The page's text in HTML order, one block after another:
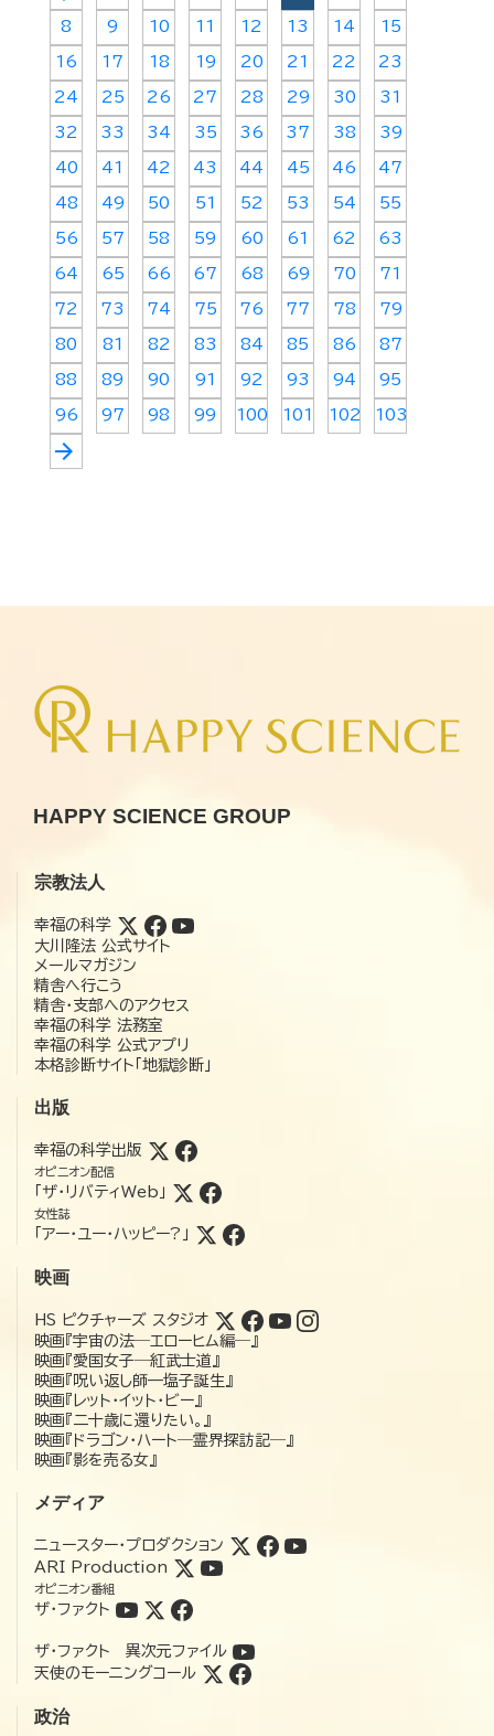
8 9 10 11 12 13 14 15
16 17 18 19 20 21 22 23
24 25 26 27 28 29 30 31
32 33 34 35 36 37 38 39
40 41 42 43 44 45 46 47
48 49 50 51 52 53 54 55
56 57 58 59 60 61 62 63
64 65 66 67 68 69 70 71
72 73 74 75 76 77 78 79
80 81 82 83 84 85 86 87
88 89 90 91 92 93 94 95
96 97 98 99 100 101 102 103
arrow_forward
HAPPY SCIENCE GROUP
宗教法人
幸福の科学
大川隆法 公式サイト
メールマガジン
精舎へ行こう
精舎・支部へのアクセス
幸福の科学 法務室
幸福の科学 公式アプリ
本格診断サイト「地獄診断」
出版
幸福の科学出版
オピニオン配信
「ザ・リバティWeb」
女性誌
「アー・ユー・ハッピー?」
映画
HS ピクチャーズ スタジオ
映画『宇宙の法―エローヒム編―』
映画『愛国女子―紅武士道』
映画『呪い返し師—塩子誕生』
映画『レット・イット・ビー』
映画『二十歳に還りたい。』
映画『ドラゴン・ハート―霊界探訪記―』
映画『影を売る女』
メディア
ニュースター・プロダクション
ARI Production
オピニオン番組
ザ・ファクト
ザ・ファクト 異次元ファイル
天使のモーニングコール
政治